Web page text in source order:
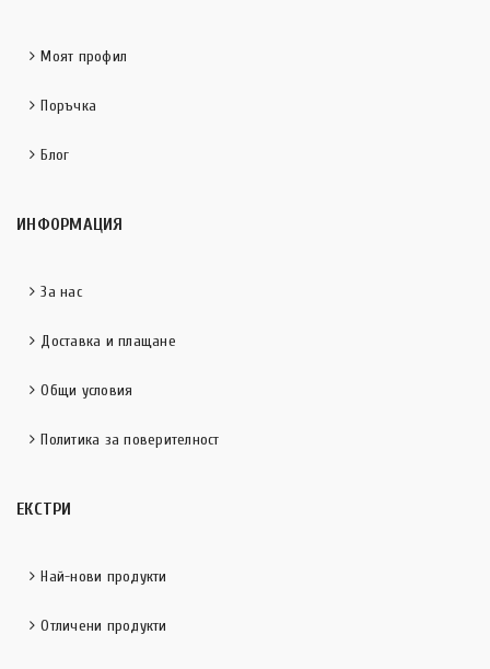
Моят профил
Поръчка
Блог
ИНФОРМАЦИЯ
За нас
Доставка и плащане
Общи условия
Политика за поверителност
ЕКСТРИ
Най-нови продукти
Отличени продукти